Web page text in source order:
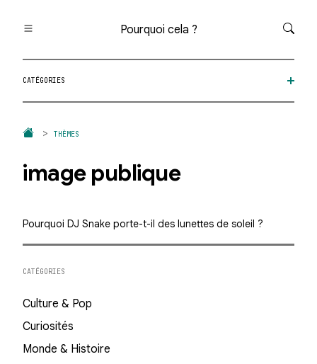
Pourquoi cela ?
Toutes les questions
Catégories
Question au hasard
CATÉGORIES
THÈMES
image publique
Pourquoi DJ Snake porte-t-il des lunettes de soleil ?
CATÉGORIES
Culture & Pop
Curiosités
Monde & Histoire